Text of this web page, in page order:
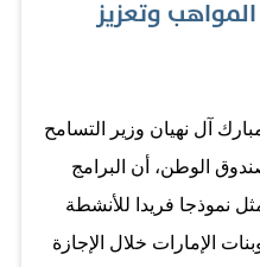
بصاحب السمو الأمير
غنية لهذا الحدث، ويعزّز
في مواجهة التغيّرات
وتعزيز
آل نهيان وزير التسامح
الوطن، أن البرامج
نموذجا فريدا للأنشطة
الإمارات خلال الإجازة